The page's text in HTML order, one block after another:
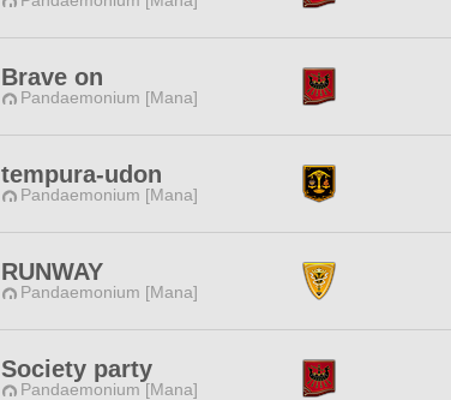
Brave on
Pandaemonium [Mana]
tempura-udon
Pandaemonium [Mana]
RUNWAY
Pandaemonium [Mana]
Society party
Pandaemonium [Mana]